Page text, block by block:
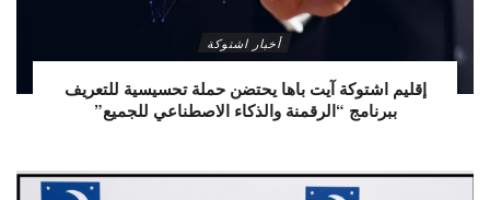
أخبار اشتوكة
إقليم اشتوكة آيت باها يحتضن حملة تحسيسية للتعريف
ببرنامج “الرقمنة والذكاء الاصطناعي للجميع”